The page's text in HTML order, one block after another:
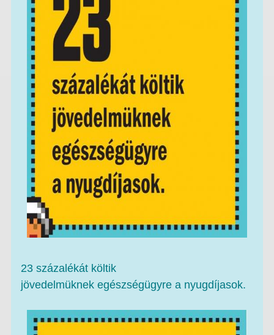
23 százalékát költik
jövedelmüknek egészségügyre a nyugdíjasok.